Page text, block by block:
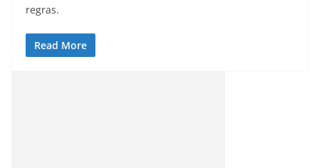
regras.
Read More